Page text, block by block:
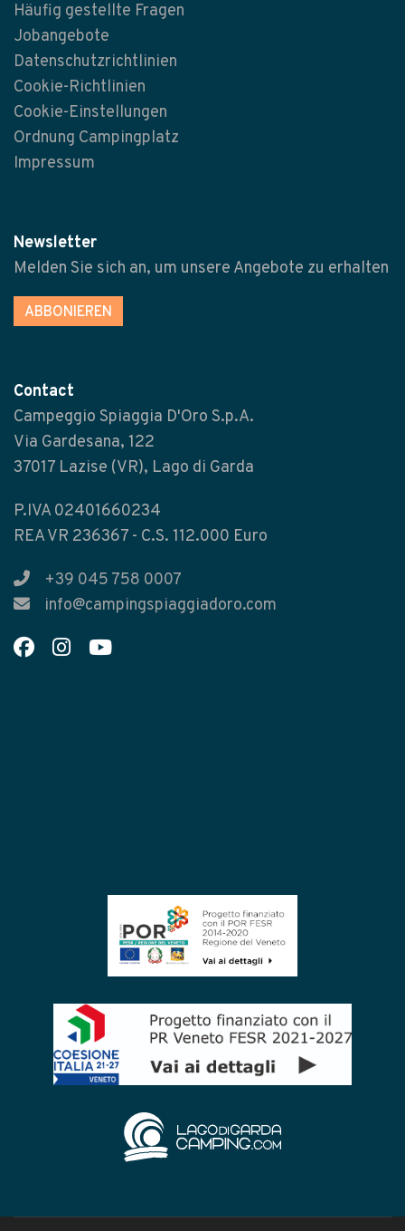
Häufig gestellte Fragen
Jobangebote
Datenschutzrichtlinien
Cookie-Richtlinien
Cookie-Einstellungen
Ordnung Campingplatz
Impressum
Newsletter
Melden Sie sich an, um unsere Angebote zu erhalten
ABBONIEREN
Contact
Campeggio Spiaggia D'Oro S.p.A.
Via Gardesana, 122
37017 Lazise (VR), Lago di Garda
P.IVA 02401660234
REA VR 236367 - C.S. 112.000 Euro
+39 045 758 0007
info@campingspiaggiadoro.com